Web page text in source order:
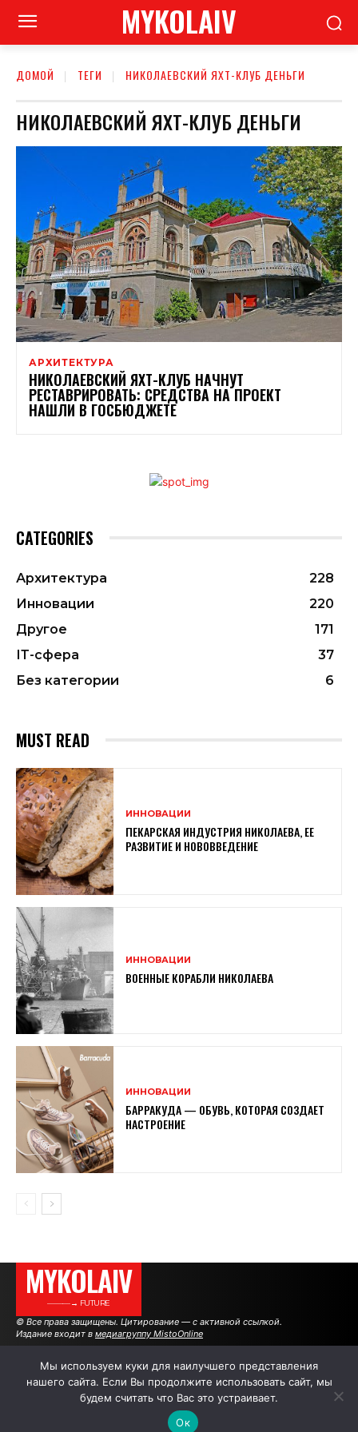
MYKOLAIV
ДОМОЙ ТЕГИ НИКОЛАЕВСКИЙ ЯХТ-КЛУБ ДЕНЬГИ
НИКОЛАЕВСКИЙ ЯХТ-КЛУБ ДЕНЬГИ
АРХИТЕКТУРА
НИКОЛАЕВСКИЙ ЯХТ-КЛУБ НАЧНУТ
РЕСТАВРИРОВАТЬ: СРЕДСТВА НА ПРОЕКТ
НАШЛИ В ГОСБЮДЖЕТЕ
CATEGORIES
Архитектура
228
Инновации
220
Другое
171
ІТ-сфера
37
Без категории
6
MUST READ
ИННОВАЦИИ
ПЕКАРСКАЯ ИНДУСТРИЯ НИКОЛАЕВА, ЕЕ
РАЗВИТИЕ И НОВОВВЕДЕНИЕ
ИННОВАЦИИ
ВОЕННЫЕ КОРАБЛИ НИКОЛАЕВА
ИННОВАЦИИ
БАРРАКУДА — ОБУВЬ, КОТОРАЯ СОЗДАЕТ
НАСТРОЕНИЕ
MYKOLAIV
———→ FUTURE
© Все права защищены. Цитирование — с активной ссылкой.
Издание входит в медиагруппу MistoOnline
АВТОРЫ РЕКЛАМА НА САЙТЕ
Мы используем куки для наилучшего представления
нашего сайта. Если Вы продолжите использовать сайт, мы
будем считать что Вас это устраивает.
Ок